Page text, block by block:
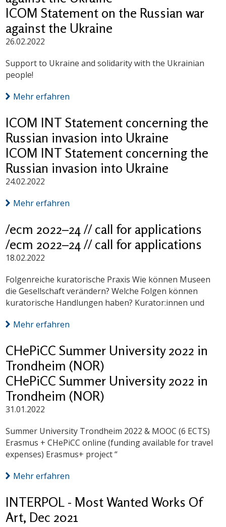
ICOM Statement on the Russian war
against the Ukraine
26.02.2022
Support to Ukraine and solidarity with the Ukrainian
people!
Mehr erfahren
ICOM INT Statement concerning the
Russian invasion into Ukraine
ICOM INT Statement concerning the
Russian invasion into Ukraine
24.02.2022
Mehr erfahren
/ecm 2022–24 // call for applications
/ecm 2022–24 // call for applications
18.02.2022
Folgenreiche kuratorische Praxis Wie können Museen
die Gesellschaft verändern? Welche Folgen können
kuratorische Handlungen haben? Kurator:innen und
Mehr erfahren
CHePiCC Summer University 2022 in
Trondheim (NOR)
CHePiCC Summer University 2022 in
Trondheim (NOR)
31.01.2022
Summer University Trondheim 2022 & MOOC (6 ECTS)
Erasmus + CHePiCC online (funding available for travel
expenses) Erasmus+ project “
Mehr erfahren
INTERPOL - Most Wanted Works Of
Art, Dec 2021